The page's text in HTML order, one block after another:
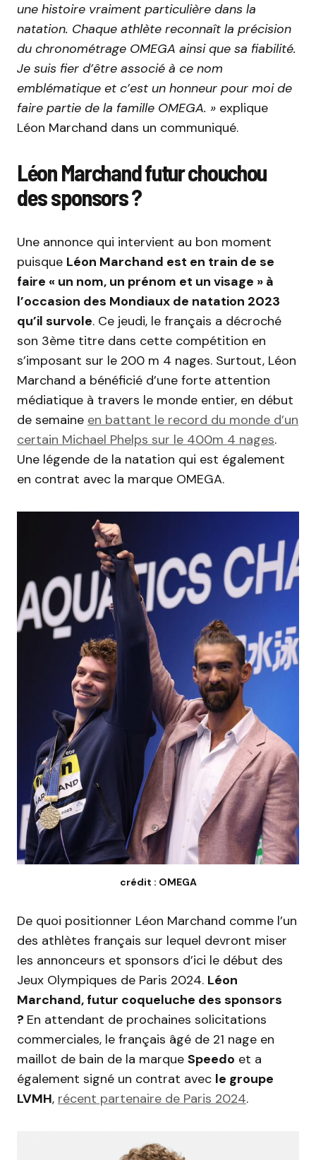
une histoire vraiment particulière dans la
natation. Chaque athlète reconnaît la précision
du chronométrage OMEGA ainsi que sa fiabilité.
Je suis fier d’être associé à ce nom
emblématique et c’est un honneur pour moi de
faire partie de la famille OMEGA. » explique
Léon Marchand dans un communiqué.
Léon Marchand futur chouchou
des sponsors ?
Une annonce qui intervient au bon moment
puisque Léon Marchand est en train de se
faire « un nom, un prénom et un visage » à
l’occasion des Mondiaux de natation 2023
qu’il survole. Ce jeudi, le français a décroché
son 3ème titre dans cette compétition en
s’imposant sur le 200 m 4 nages. Surtout, Léon
Marchand a bénéficié d’une forte attention
médiatique à travers le monde entier, en début
de semaine en battant le record du monde d’un
certain Michael Phelps sur le 400m 4 nages.
Une légende de la natation qui est également
en contrat avec la marque OMEGA.
crédit : OMEGA
De quoi positionner Léon Marchand comme l’un
des athlètes français sur lequel devront miser
les annonceurs et sponsors d’ici le début des
Jeux Olympiques de Paris 2024. Léon
Marchand, futur coqueluche des sponsors
? En attendant de prochaines solicitations
commerciales, le français âgé de 21 nage en
maillot de bain de la marque Speedo et a
également signé un contrat avec le groupe
LVMH, récent partenaire de Paris 2024.